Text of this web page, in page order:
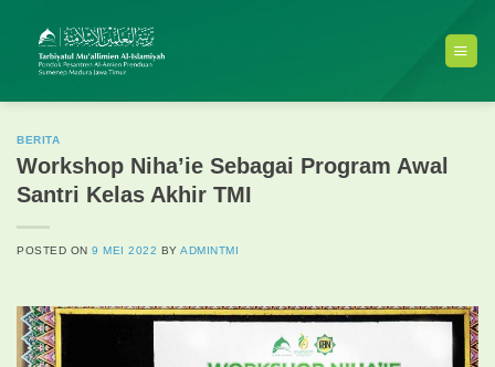
content
BERITA
Workshop Niha’ie Sebagai Program Awal
Santri Kelas Akhir TMI
POSTED ON9 MEI 2022 BYADMINTMI